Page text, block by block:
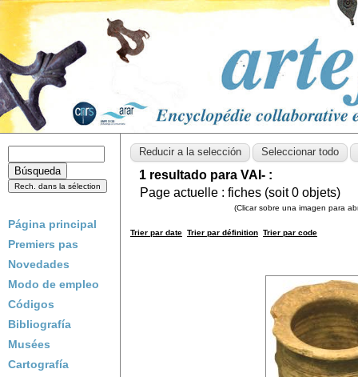
Página principal
Premiers pas
Novedades
Modo de empleo
Códigos
Bibliografía
Musées
Cartografía
1 resultado para VAI- :
Page actuelle : fiches (soit0 objets)
(Clicar sobre una imagen para
Trier par date Trier par définition Trier par code